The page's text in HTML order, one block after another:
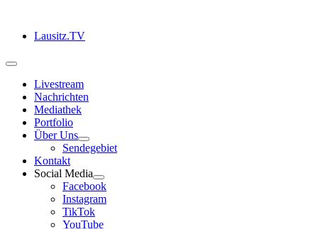
springenLausitz.TV
Toggle
NavigationLivestream
Nachrichten
Mediathek
Portfolio
Über Uns
Sendegebiet
Kontakt
Social Media
Facebook
Instagram
TikTok
YouTube